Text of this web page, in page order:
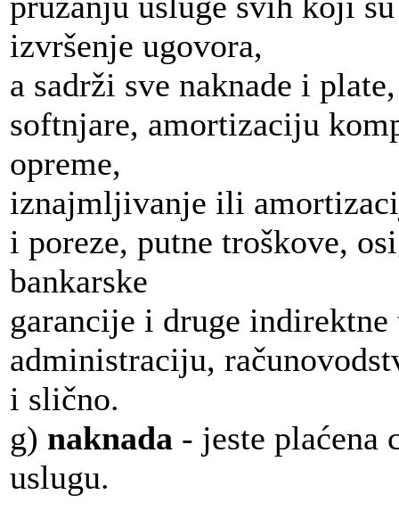
izvršenje ugovora,
a sadrži sve naknade i
softnjare, amortizaciju
opreme,
iznajmljivanje ili
i poreze, putne troškove,
bankarske
garancije i druge indirektne
administraciju,
i slično.
g) naknada - jeste plaćena
uslugu.